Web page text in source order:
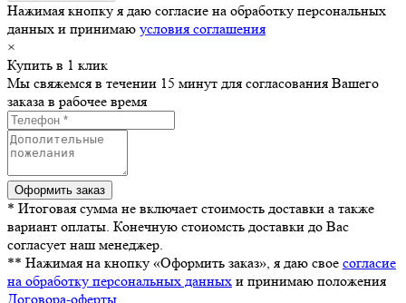
Нажимая кнопку я даю согласие на обработку персональных
данных и принимаю условия соглашения
×
Купить в 1 клик
Мы свяжемся в течении 15 минут для согласования Вашего
заказа в рабочее время
* Итоговая сумма не включает стоимость доставки а также
вариант оплаты. Конечную стоиомсть доставки до Вас
согласует наш менеджер.
** Нажимая на кнопку «Оформить заказ», я даю свое согласие
на обработку персональных данных и принимаю положения
Договора-оферты